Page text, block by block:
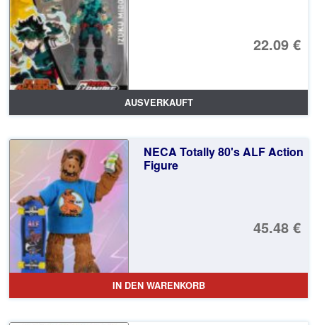
22.09 €
AUSVERKAUFT
NECA Totally 80's ALF Action
Figure
45.48 €
IN DEN WARENKORB